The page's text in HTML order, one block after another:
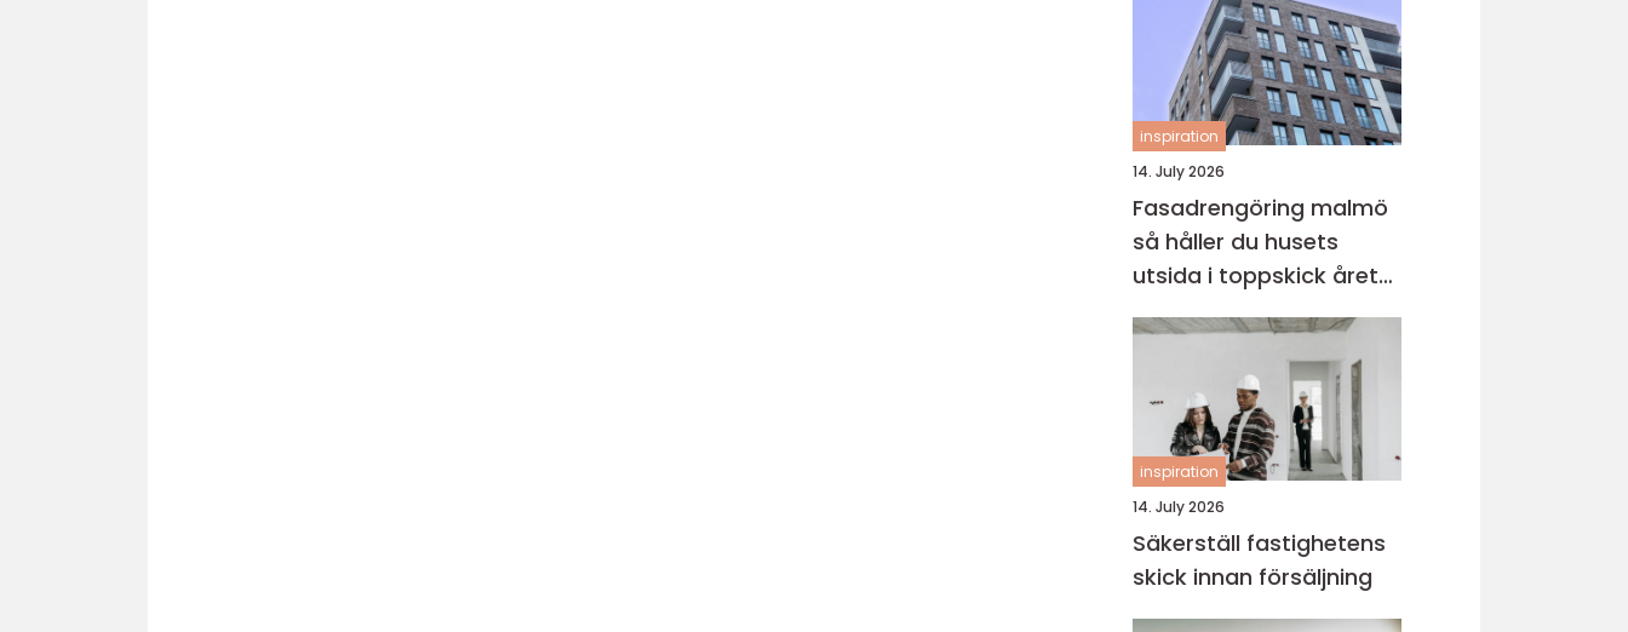
inspiration
14. July 2026
Fasadrengöring malmö
så håller du husets
utsida i toppskick året
runt
inspiration
14. July 2026
Säkerställ fastighetens
skick innan försäljning